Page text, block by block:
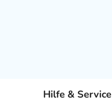
Hilfe & Service